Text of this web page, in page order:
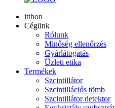
itthon
Cégünk
Rólunk
Minőség ellenőrzés
Gyárlátogatás
Üzleti etika
Termékek
Szcintillátor
Szcintillációs tömb
Szcintillátor detektor